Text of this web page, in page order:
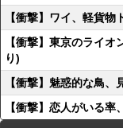
【衝撃】ワイ、軽貨
【衝撃】東京のライ
り)
【衝撃】魅惑的な鳥
【衝撃】恋人がいる